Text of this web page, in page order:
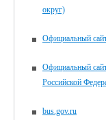
округ)
Официальный
Официальный
Российской
bus.gov.ru